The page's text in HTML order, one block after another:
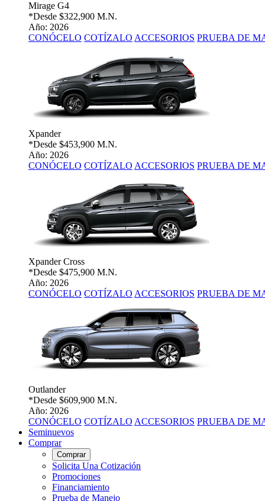
Mirage G4
*Desde $322,900 M.N.
Año: 2026
CONÓCELO COTÍZALO ACCESORIOS PRUEBA DE
Xpander
*Desde $453,900 M.N.
Año: 2026
CONÓCELO COTÍZALO ACCESORIOS PRUEBA DE
Xpander Cross
*Desde $475,900 M.N.
Año: 2026
CONÓCELO COTÍZALO ACCESORIOS PRUEBA DE
Outlander
*Desde $609,900 M.N.
Año: 2026
CONÓCELO COTÍZALO ACCESORIOS PRUEBA DE
Seminuevos
Comprar
Comprar
Solicita Una Cotización
Promociones
Financiamiento
Prueba de Manejo